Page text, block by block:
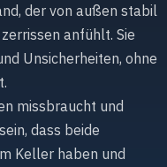
der von außen stabil
anfühlt. Sie
Unsicherheiten, ohne
missbraucht und
dass beide
Keller haben und